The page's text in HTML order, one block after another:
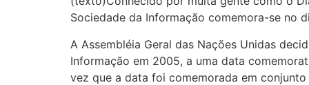
Sociedade da Informação comemora-se no
A Assembléia Geral das Nações Unidas
Informação em 2005, a uma data
vez que a data foi comemorada em